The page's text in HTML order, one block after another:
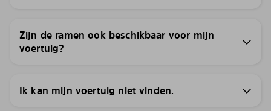
Zijn de ramen ook beschikbaar voor mijn
voertuig?
Ik kan mijn voertuig niet vinden.